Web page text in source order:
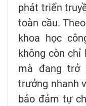
phát triển
toàn cầu.
khoa học
không còn
mà đang trở
trưởng nhanh
bảo đảm tự